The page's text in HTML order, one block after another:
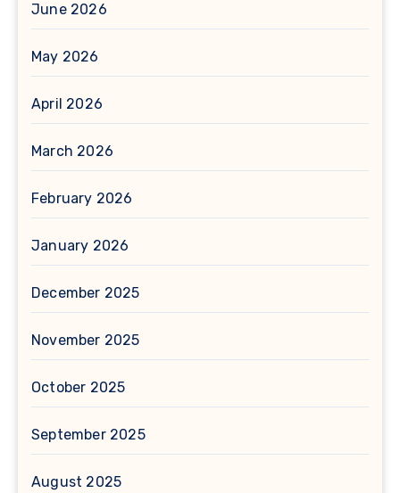
June 2026
May 2026
April 2026
March 2026
February 2026
January 2026
December 2025
November 2025
October 2025
September 2025
August 2025